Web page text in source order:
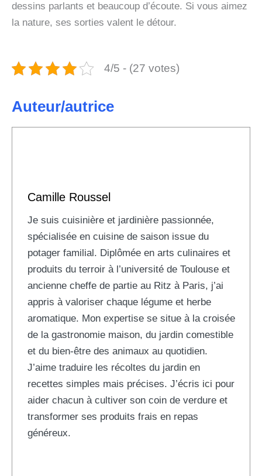
dessins parlants et beaucoup d’écoute. Si vous aimez
la nature, ses sorties valent le détour.
4/5 - (27 votes)
Auteur/autrice
Camille Roussel
Je suis cuisinière et jardinière passionnée,
spécialisée en cuisine de saison issue du
potager familial. Diplômée en arts culinaires et
produits du terroir à l’université de Toulouse et
ancienne cheffe de partie au Ritz à Paris, j’ai
appris à valoriser chaque légume et herbe
aromatique. Mon expertise se situe à la croisée
de la gastronomie maison, du jardin comestible
et du bien-être des animaux au quotidien.
J’aime traduire les récoltes du jardin en
recettes simples mais précises. J’écris ici pour
aider chacun à cultiver son coin de verdure et
transformer ses produits frais en repas
généreux.